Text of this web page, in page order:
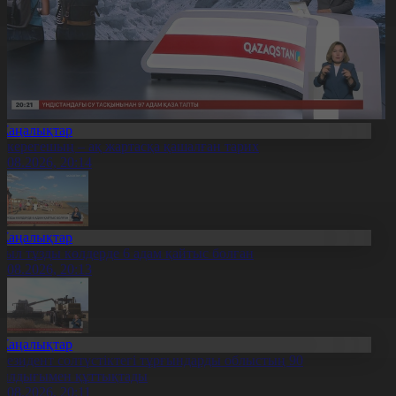
– ақ жартасқа қашалған тарих
20:14
тұзды көлдерде 6 адам қайтыс болған
20:13
солтүстіктегі тұрғындарды облыстың 90
құттықтады
20:11